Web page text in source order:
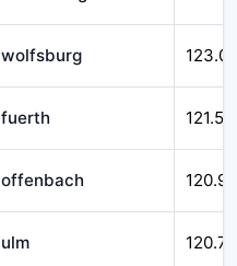
wolfsburg
fuerth
offenbach
ulm